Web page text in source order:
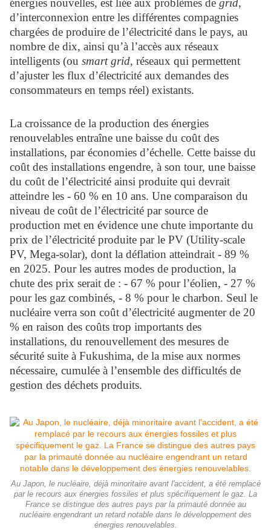
énergies nouvelles, est liée aux problèmes de grid,
d’interconnexion entre les différentes compagnies
chargées de produire de l’électricité dans le pays, au
nombre de dix, ainsi qu’à l’accès aux réseaux
intelligents (ou smart grid, réseaux qui permettent
d’ajuster les flux d’électricité aux demandes des
consommateurs en temps réel) existants.
La croissance de la production des énergies
renouvelables entraîne une baisse du coût des
installations, par économies d’échelle. Cette baisse du
coût des installations engendre, à son tour, une baisse
du coût de l’électricité ainsi produite qui devrait
atteindre les - 60 % en 10 ans. Une comparaison du
niveau de coût de l’électricité par source de
production met en évidence une chute importante du
prix de l’électricité produite par le PV (Utility-scale
PV, Mega-solar), dont la déflation atteindrait - 89 %
en 2025. Pour les autres modes de production, la
chute des prix serait de : - 67 % pour l’éolien, - 27 %
pour les gaz combinés, - 8 % pour le charbon. Seul le
nucléaire verra son coût d’électricité augmenter de 20
% en raison des coûts trop importants des
installations, du renouvellement des mesures de
sécurité suite à Fukushima, de la mise aux normes
nécessaire, cumulée à l’ensemble des difficultés de
gestion des déchets produits.
Au Japon, le nucléaire, déjà minoritaire avant l'accident, a été remplacé
par le recours aux énergies fossiles et plus spécifiquement le gaz. La
France se distingue des autres pays par la primauté donnée au
nucléaire engendrant un retard notable dans le développement des
énergies renouvelables.